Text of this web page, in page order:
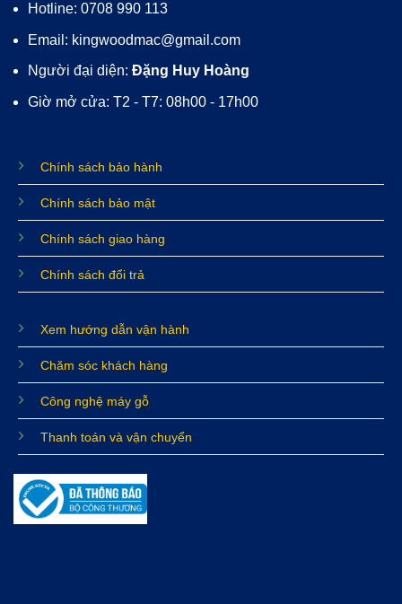
Hotline: 0708 990 113
Email: kingwoodmac@gmail.com
Người đại diện: Đặng Huy Hoàng
Giờ mở cửa: T2 - T7: 08h00 - 17h00
Chính sách bảo hành
Chính sách bảo mật
Chính sách giao hàng
Chính sách đổi trả
Xem hướng dẫn vận hành
Chăm sóc khách hàng
Công nghệ máy gỗ
Thanh toán và vận chuyển